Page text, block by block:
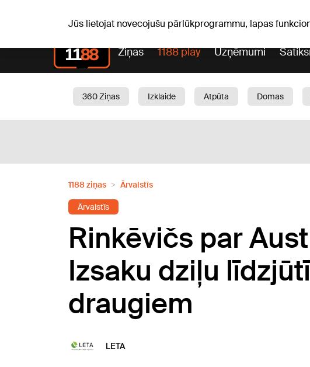
Jūs lietojat novecojušu pārlūkprogrammu, lapas
Ziņas 1188 play Uzņēmumi
360 Ziņas Izklaide Atpūta Domas
1188 ziņas Ārvalstīs
Ārvalstīs
Rinkēvičs par
Izsaku dziļu
draugiem
LETA